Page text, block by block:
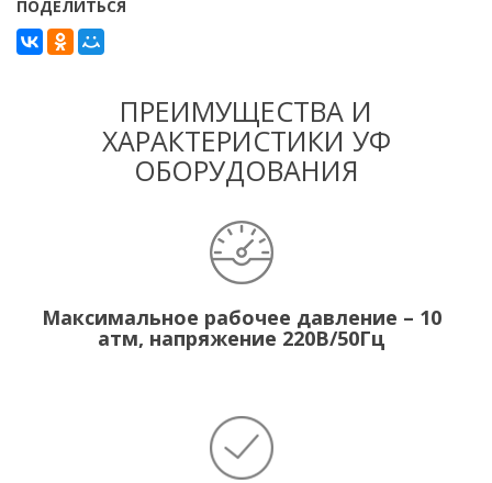
ПОДЕЛИТЬСЯ
ПРЕИМУЩЕСТВА И
ХАРАКТЕРИСТИКИ УФ
ОБОРУДОВАНИЯ
Максимальное рабочее давление – 10
атм, напряжение 220В/50Гц